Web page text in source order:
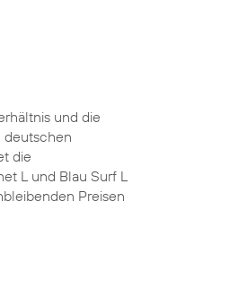
und die
deutschen
die
L und Blau Surf L
Preisen